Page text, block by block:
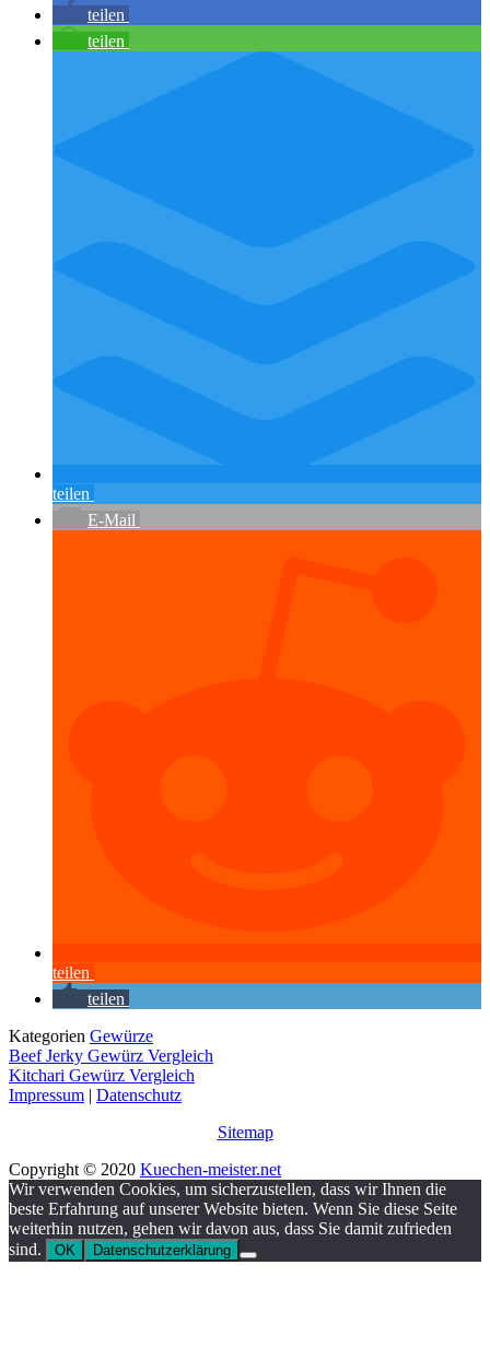
teilen
teilen
teilen
E-Mail
teilen
teilen
Kategorien Gewürze
Beef Jerky Gewürz Vergleich
Kitchari Gewürz Vergleich
Impressum | Datenschutz
Sitemap
Copyright © 2020 Kuechen-meister.net
Wir verwenden Cookies, um sicherzustellen, dass wir Ihnen die
beste Erfahrung auf unserer Website bieten. Wenn Sie diese Seite
weiterhin nutzen, gehen wir davon aus, dass Sie damit zufrieden
sind.
OK Datenschutzerklärung